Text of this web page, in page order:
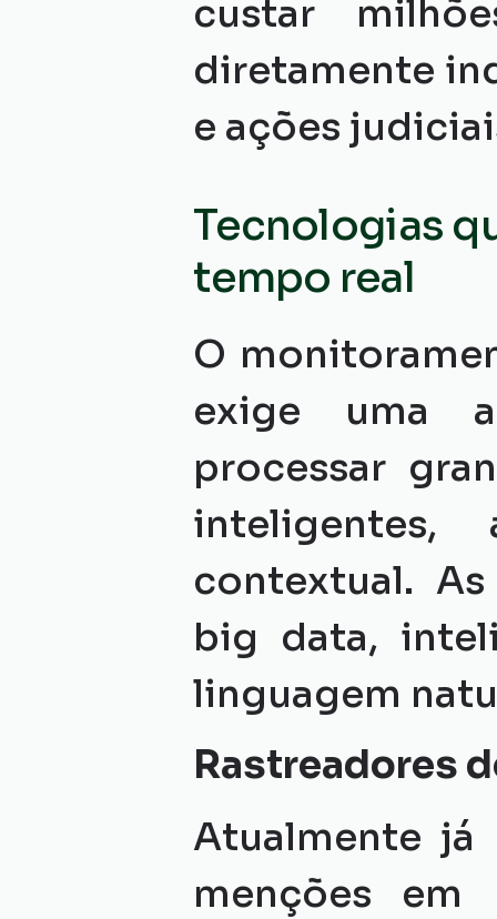
custar
diretamente
e ações
Tecnologias
tempo real
O
exige uma
processar
inteligentes,
contextual.
big data,
linguagem
Rastreadores
Atualmente já
menções em